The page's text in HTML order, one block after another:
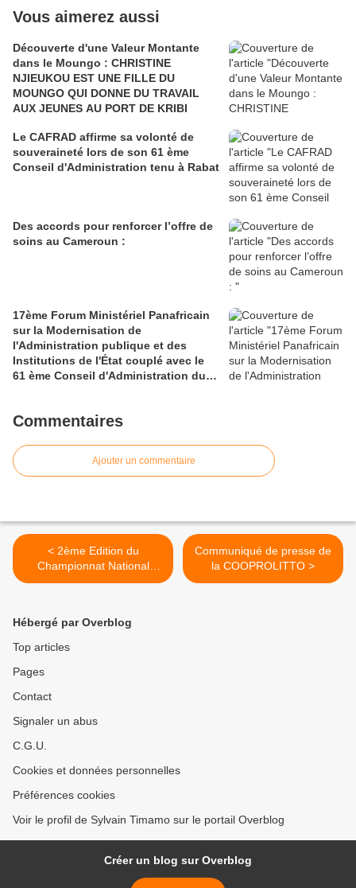
Vous aimerez aussi
Découverte d'une Valeur Montante
dans le Moungo : CHRISTINE
NJIEUKOU EST UNE FILLE DU
MOUNGO QUI DONNE DU TRAVAIL
AUX JEUNES AU PORT DE KRIBI
Le CAFRAD affirme sa volonté de
souveraineté lors de son 61 ème
Conseil d'Administration tenu à Rabat
Des accords pour renforcer l’offre de
soins au Cameroun :
17ème Forum Ministériel Panafricain
sur la Modernisation de
l'Administration publique et des
Institutions de l'État couplé avec le
61 ème Conseil d'Administration du
Commentaires
Ajouter un commentaire
< 2ème Edition du
Championnat National
Universitaire de Futsal : le
Communiqué de presse de
la COOPROLITTO >
Hébergé par Overblog
Top articles
Pages
Contact
Signaler un abus
C.G.U.
Cookies et données personnelles
Préférences cookies
Voir le profil de Sylvain Timamo sur le portail Overblog
Créer un blog sur Overblog